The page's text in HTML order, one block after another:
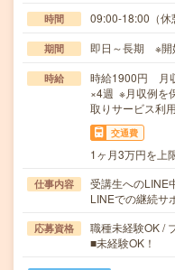
時間 09:00-18:00（休
期間 即日～長期 ※開
時給
時給1900円 月
×4週 ※月収例を
取りサービス利
交通費
1ヶ月3万円を上
仕事内容
受講生へのLINE
LINEでの継続サ
応募資格
職種未経験OK /
■未経験OK！